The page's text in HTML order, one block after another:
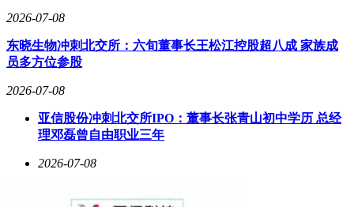
2026-07-08
东晓生物冲刺北交所：六旬董事长王松江控股超八成 家族成
员多方位参股
2026-07-08
亚信股份冲刺北交所IPO：董事长张青山初中学历 总经
理邓磊曾自由职业三年
2026-07-08